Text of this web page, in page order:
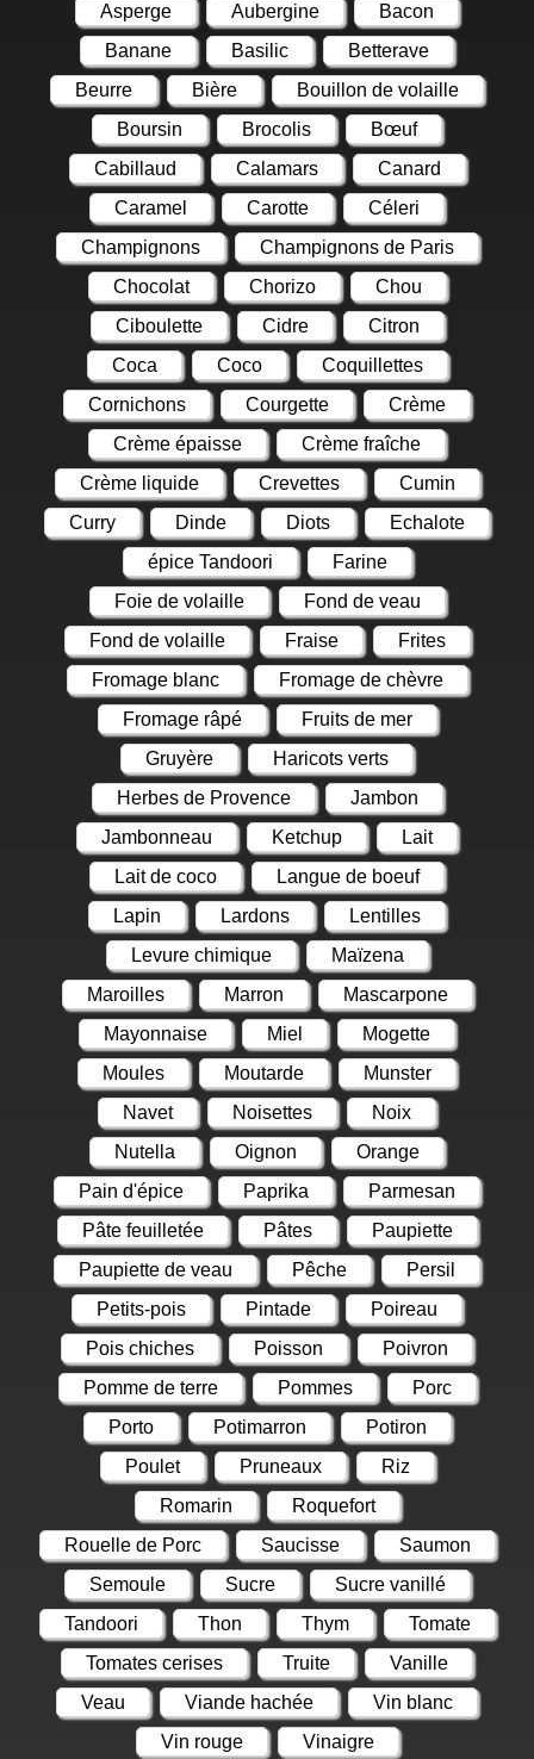
Asperge
Aubergine
Bacon
Banane
Basilic
Betterave
Beurre
Bière
Bouillon de volaille
Boursin
Brocolis
Bœuf
Cabillaud
Calamars
Canard
Caramel
Carotte
Céleri
Champignons
Champignons de Paris
Chocolat
Chorizo
Chou
Ciboulette
Cidre
Citron
Coca
Coco
Coquillettes
Cornichons
Courgette
Crème
Crème épaisse
Crème fraîche
Crème liquide
Crevettes
Cumin
Curry
Dinde Diots
Echalote
épice Tandoori
Farine
Foie de volaille
Fond de veau
Fond de volaille
Fraise
Frites
Fromage blanc
Fromage de chèvre
Fromage râpé
Fruits de mer
Gruyère
Haricots verts
Herbes de Provence
Jambon
Jambonneau
Ketchup
Lait
Lait de coco
Langue de boeuf
Lapin
Lardons
Lentilles
Levure chimique
Maïzena
Maroilles
Marron
Mascarpone
Mayonnaise
Miel
Mogette
Moules
Moutarde
Munster
Navet
Noisettes
Noix
Nutella
Oignon
Orange
Pain d'épice
Paprika
Parmesan
Pâte feuilletée
Pâtes
Paupiette
Paupiette de veau
Pêche
Persil
Petits-pois
Pintade
Poireau
Pois chiches
Poisson
Poivron
Pomme de terre
Pommes
Porc
Porto
Potimarron
Potiron
Poulet
Pruneaux
Riz
Romarin
Roquefort
Rouelle de Porc
Saucisse
Saumon
Semoule
Sucre
Sucre vanillé
Tandoori
Thon Thym
Tomate
Tomates cerises
Truite
Vanille
Veau
Viande hachée
Vin blanc
Vin rouge
Vinaigre